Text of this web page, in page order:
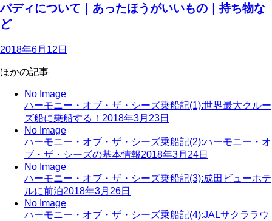
バディについて｜あったほうがいいもの｜持ち物な
ど
2018年6月12日
ほかの記事
No Image
ハーモニー・オブ・ザ・シーズ乗船記(1):世界最大クルー
ズ船に乗船する！ 2018年3月23日
No Image
ハーモニー・オブ・ザ・シーズ乗船記(2):ハーモニー・オ
ブ・ザ・シーズの基本情報2018年3月24日
No Image
ハーモニー・オブ・ザ・シーズ乗船記(3):成田ビューホテ
ルに前泊2018年3月26日
No Image
ハーモニー・オブ・ザ・シーズ乗船記(4):JALサクララウ